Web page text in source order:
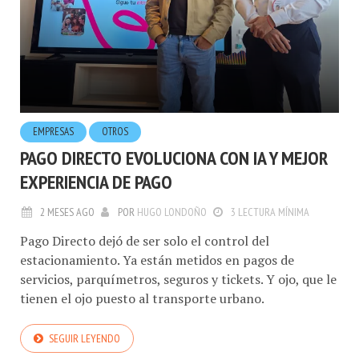
EMPRESAS OTROS
PAGO DIRECTO EVOLUCIONA CON IA Y MEJOR
EXPERIENCIA DE PAGO
2 MESES AGO POR HUGO LONDOÑO 3 LECTURA MÍNIMA
Pago Directo dejó de ser solo el control del
estacionamiento. Ya están metidos en pagos de
servicios, parquímetros, seguros y tickets. Y ojo, que le
tienen el ojo puesto al transporte urbano.
SEGUIR LEYENDO